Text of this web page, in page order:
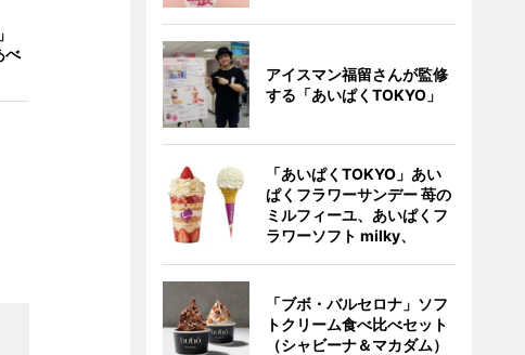
べ
アイスマン福留さんが監修
する「あいぱくTOKYO」
「あいぱくTOKYO」あい
ぱくフラワーサンデー 苺の
ミルフィーユ、あいぱくフ
ラワーソフト milky、
「ブボ・バルセロナ」ソフ
トクリーム食べ比べセット
（シャビーナ＆マカダム）